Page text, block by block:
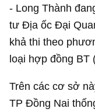
- Long Thành
tư Địa ốc Đại
khả thi theo
loại hợp đồng BT
Trên các cơ sở
TP Đồng Nai